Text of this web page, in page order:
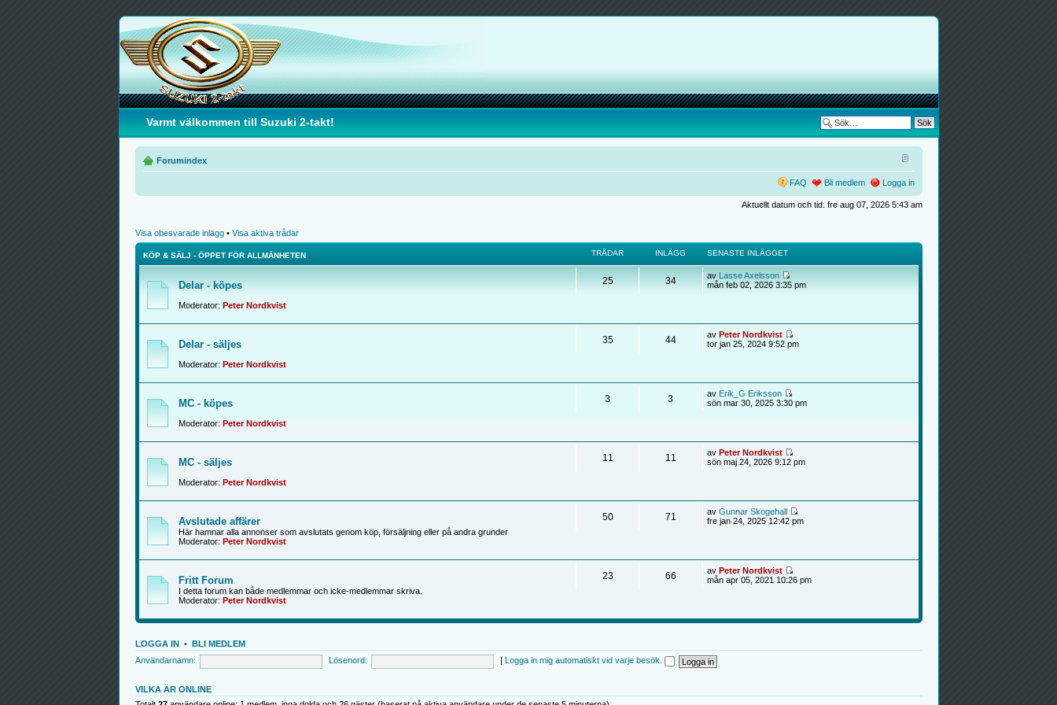
Varmt välkommen till Suzuki 2-takt!
Forumindex
FAQ Bli medlem Logga in
Aktuellt datum och tid: fre aug 07, 2026 5:43 am
Visa obesvarade inlägg• Visa aktiva trådar
KÖP & SÄLJ - ÖPPET FÖR ALLMÄNHETEN TRÅDAR INLÄGG SENASTE INLÄGGET
Delar - köpes
Moderator: Peter Nordkvist
25 34 av Lasse Axelsson
mån feb 02, 2026 3:35 pm
Delar - säljes
Moderator: Peter Nordkvist
35 44 av Peter Nordkvist
tor jan 25, 2024 9:52 pm
MC - köpes
Moderator: Peter Nordkvist
3 3 av Erik_G Eriksson
sön mar 30, 2025 3:30 pm
MC - säljes
Moderator: Peter Nordkvist
11 11 av Peter Nordkvist
sön maj 24, 2026 9:12 pm
Avslutade affärer
Här hamnar alla annonser som avslutats genom köp, försäljning eller på andra grunder
Moderator: Peter Nordkvist
50 71 av Gunnar Skogehall
fre jan 24, 2025 12:42 pm
Fritt Forum
I detta forum kan både medlemmar och icke-medlemmar skriva.
Moderator: Peter Nordkvist
23 66 av Peter Nordkvist
mån apr 05, 2021 10:26 pm
LOGGA IN• BLI MEDLEM
Användarnamn:
Lösenord: Logga in mig automatiskt vid varje besök.
VILKA ÄR ONLINE